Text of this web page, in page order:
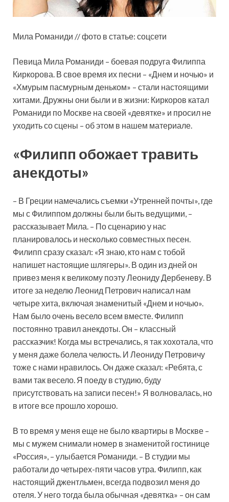
Мила Романиди // фото в статье: соцсети
Певица Мила Романиди – боевая подруга Филиппа
Киркорова. В свое время их песни – «Днем и ночью» и
«Хмурым пасмурным деньком» – стали настоящими
хитами. Дружны они были и в жизни: Киркоров катал
Романиди по Москве на своей «девятке» и просил не
уходить со сцены – об этом в нашем материале.
«Филипп обожает травить
анекдоты»
– В Греции намечались съемки «Утренней почты», где
мы с Филиппом должны были быть ведущими, –
рассказывает Мила. – По сценарию у нас
планировалось и несколько совместных песен.
Филипп сразу сказал: «Я знаю, кто нам с тобой
напишет настоящие шлягеры». В один из дней он
привез меня к великому поэту Леониду Дербеневу. В
итоге за неделю Леонид Петрович написал нам
четыре хита, включая знаменитый «Днем и ночью».
Нам было очень весело всем вместе. Филипп
постоянно травил анекдоты. Он – классный
рассказчик! Когда мы встречались, я так хохотала, что
у меня даже болела челюсть. И Леониду Петровичу
тоже с нами нравилось. Он даже сказал: «Ребята, с
вами так весело. Я поеду в студию, буду
присутствовать на записи песен!» Я волновалась, но
в итоге все прошло хорошо.
В то время у меня еще не было квартиры в Москве –
мы с мужем снимали номер в знаменитой гостинице
«Россия», – улыбается Романиди. – В студии мы
работали до четырех-пяти часов утра. Филипп, как
настоящий джентльмен, всегда подвозил меня до
отеля. У него тогда была обычная «девятка» – он сам